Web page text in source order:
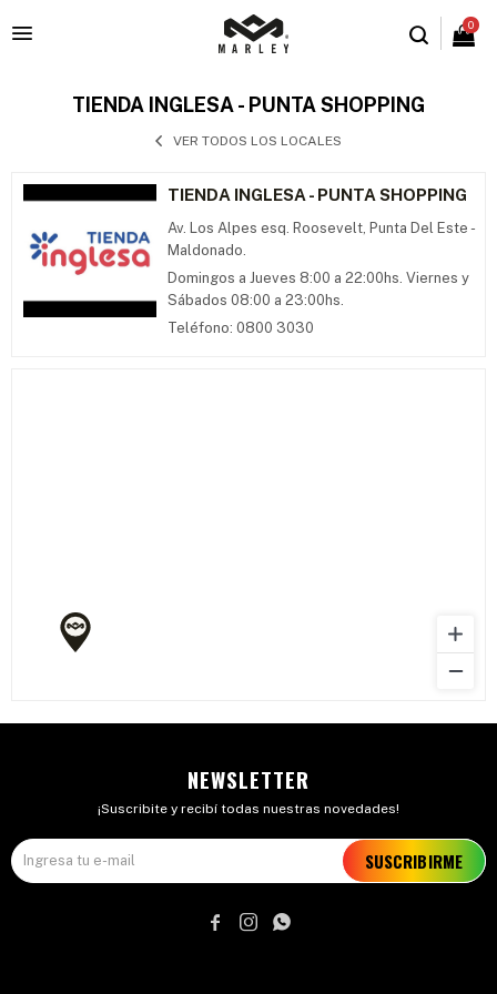
0

TIENDA INGLESA - PUNTA SHOPPING
VER TODOS LOS LOCALES
TIENDA INGLESA - PUNTA SHOPPING
Av. Los Alpes esq. Roosevelt, Punta Del Este -
Maldonado.
Domingos a Jueves 8:00 a 22:00hs. Viernes y
Sábados 08:00 a 23:00hs.
Teléfono: 0800 3030
NEWSLETTER
¡Suscribite y recibí todas nuestras novedades!
SUSCRIBIRME
  